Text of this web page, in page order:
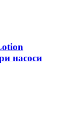
насоси